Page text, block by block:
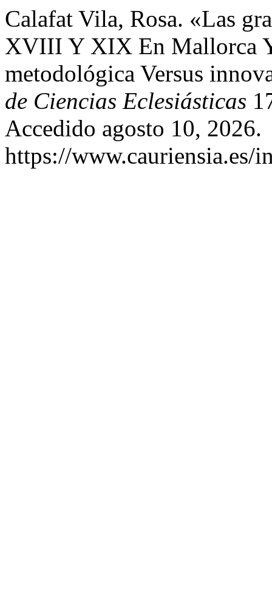
Calafat Vila, Rosa. «Las
XVIII Y XIX En Mallorca
metodológica Versus
de Ciencias Eclesiásticas
Accedido agosto 10, 2026.
https://www.cauriensia.es/